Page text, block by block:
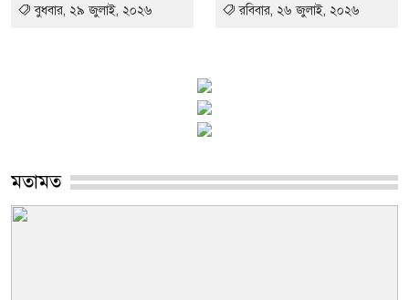
বুধবার, ২৯ জুলাই, ২০২৬ রবিবার, ২৬ জুলাই, ২০২৬
মতামত